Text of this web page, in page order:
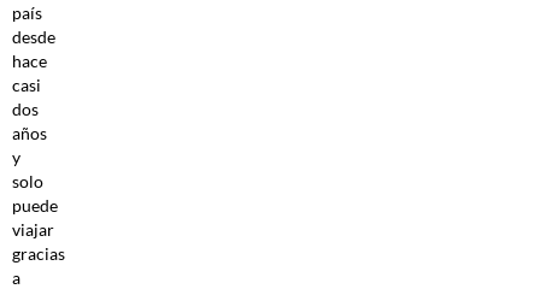
país
desde
hace
casi
dos
años
y
solo
puede
viajar
gracias
a